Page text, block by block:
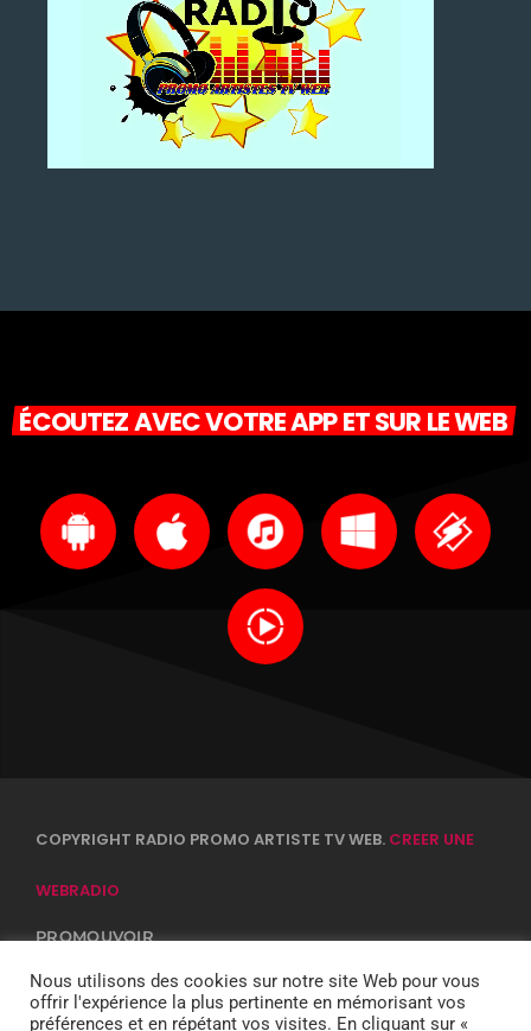
ÉCOUTEZ AVEC VOTRE APP ET SUR LE WEB
COPYRIGHT RADIO PROMO ARTISTE TV WEB. CREER UNE
WEBRADIO
PROMOUVOIR
EQUIPE
CONFIDENTIALITÉ
DJ
Nous utilisons des cookies sur notre site Web pour vous
offrir l'expérience la plus pertinente en mémorisant vos
préférences et en répétant vos visites. En cliquant sur «